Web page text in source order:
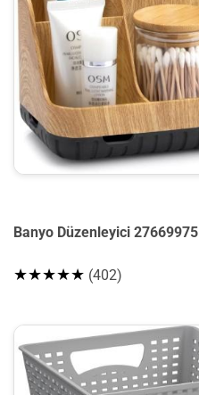
Banyo Düzenleyici 27669975
★★★★★ (402)